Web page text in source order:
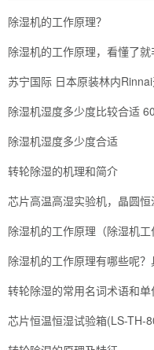
除湿机的工作原理？
除湿机的工作原理，看懂了
除湿机湿度多少度比较合适
除湿机湿度多少度合适
转轮除湿的机理和简介
芯片高温高湿实验机，晶圆
除湿机的工作原理（除湿机工
转轮除湿的常用名词术语和单
芯片恒温恒湿试验箱(LS-TH-